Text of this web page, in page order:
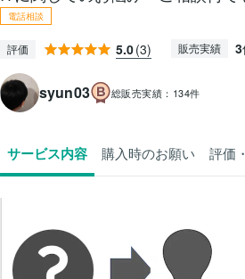
電話相談
評価 5.0(3) 販売実績 3
syun03 総販売実績： 134件
サービス内容 購入時のお願い 評価